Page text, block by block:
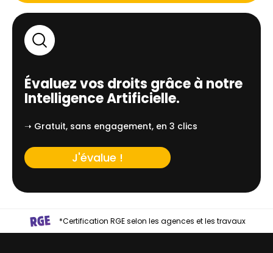
Évaluez vos droits grâce à notre
Intelligence Artificielle.
➝ Gratuit, sans engagement, en 3 clics
J'évalue !
*Certification RGE selon les agences et les travaux